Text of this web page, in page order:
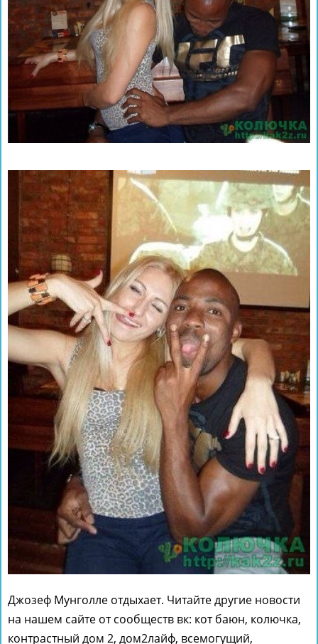
Джозеф Мунголле отдыхает. Читайте другие новости
на нашем сайте от сообществ вк: кот баюн, колючка,
контрастный дом 2, дом2лайф, всемогущий,